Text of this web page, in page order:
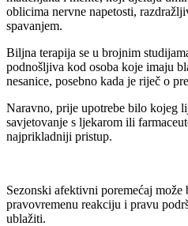
oblicima nervne napetosti,
spavanjem.
Biljna terapija se u brojnim
podnošljiva kod osoba koje imaju
nesanice, posebno kada je riječ o
Naravno, prije upotrebe bilo kojeg
savjetovanje s ljekarom ili
najprikladniji pristup.
Sezonski afektivni poremećaj
pravovremenu reakciju i pravu
ublažiti.